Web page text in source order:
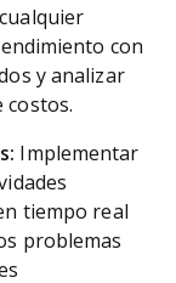
con
y analizar
costos.
Implementar
tiempo real
problemas